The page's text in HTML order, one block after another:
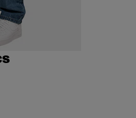
en promotion: 49,99 EUR